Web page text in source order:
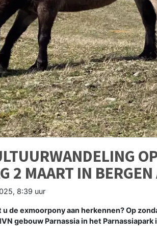
2 MAART IN BERGEN
8:39 uur
u de exmoorpony aan herkennen? Op
gebouw Parnassia in het Parnassiapark